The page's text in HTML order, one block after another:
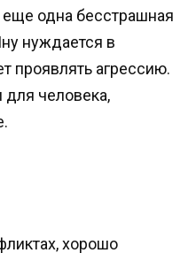
одна бесстрашная
нуждается в
проявлять агрессию.
человека,
хорошо